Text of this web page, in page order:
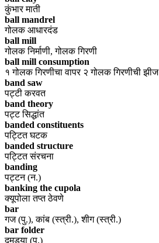
कुंभार माती
ball mandrel
गोलक आधारदंड
ball mill
गोलक निर्माणी, गोलक गिरणी
ball mill consumption
१ गोलक गिरणीचा वापर २ गोलक गिरणीची झीज
band saw
पट्टी करवत
band theory
पट्ट सिद्धांत
banded constituents
पट्टित घटक
banded structure
पट्टित संरचना
banding
पट्टन (न.)
banking the cupola
क्यूपोला तप्त ठेवणे
bar
गज (पु.), कांब (स्त्री.), शीग (स्त्री.)
bar folder
दुमड्या (पु.)